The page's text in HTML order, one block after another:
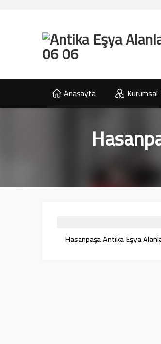
Anasayfa Kurumsal
Hasanpaşa Antika Eşya